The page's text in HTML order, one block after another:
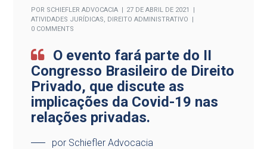
POR SCHIEFLER ADVOCACIA
27 DE ABRIL DE 2021
ATIVIDADES JURÍDICAS, DIREITO ADMINISTRATIVO
0 COMMENTS
O evento fará parte do II
Congresso Brasileiro de Direito
Privado, que discute as
implicações da Covid-19 nas
relações privadas.
por Schiefler Advocacia